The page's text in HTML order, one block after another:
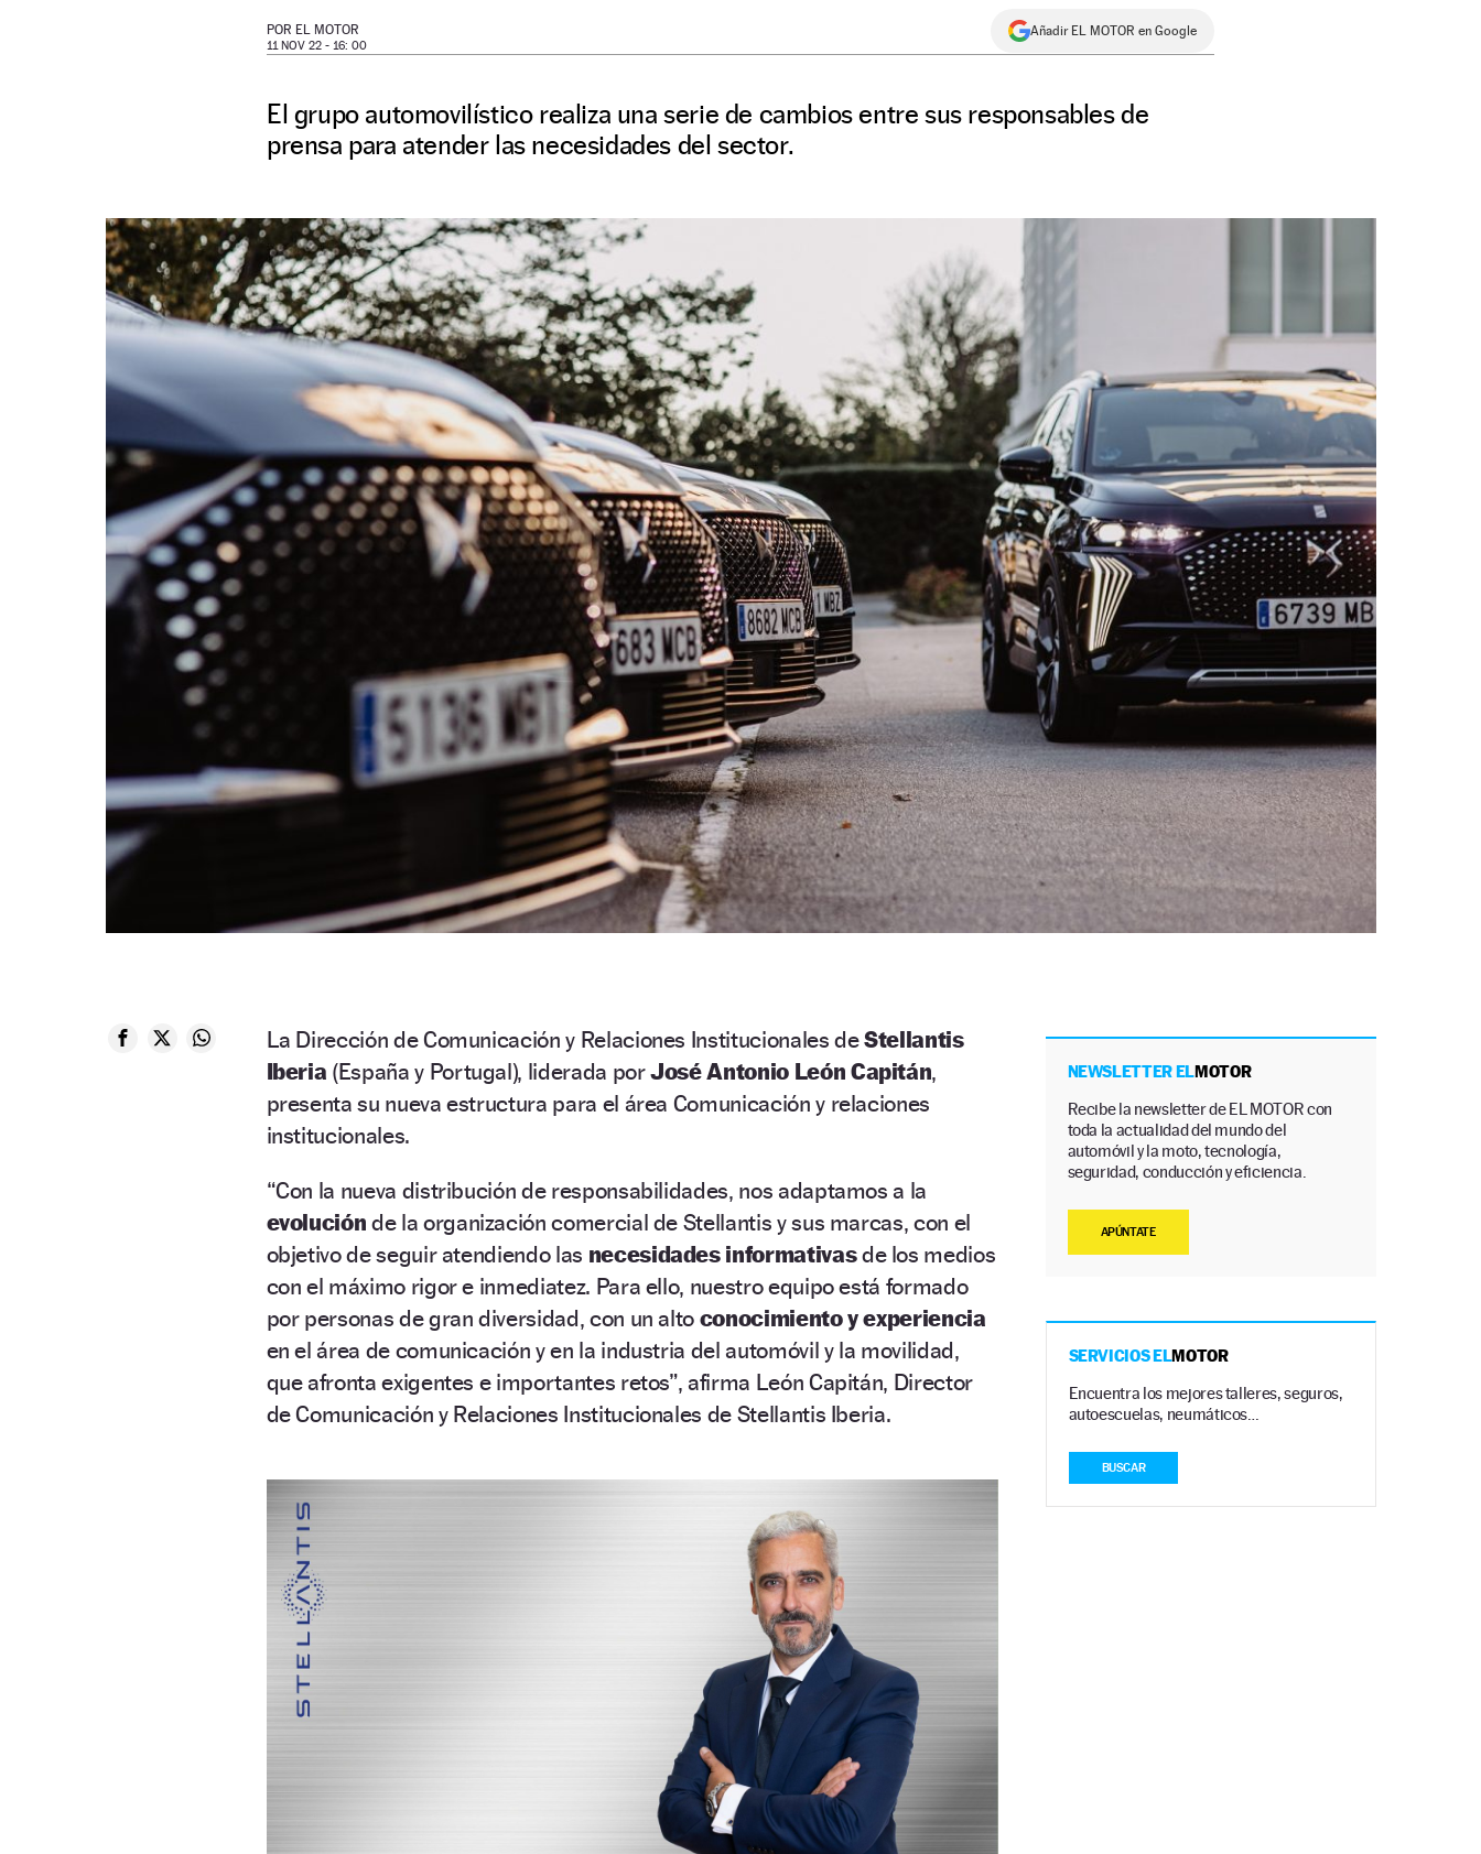
POR EL MOTOR
11 NOV 22 - 16: 00
Añadir EL MOTOR en Google
El grupo automovilístico realiza una serie de cambios entre sus responsables de
prensa para atender las necesidades del sector.
La Dirección de Comunicación y Relaciones Institucionales deStellantis
Iberia (España y Portugal), liderada porJosé Antonio León Capitán,
presenta su nueva estructura para el área Comunicación y relaciones
institucionales.
“Con la nueva distribución de responsabilidades, nos adaptamos a la
evolución de la organización comercial de Stellantis y sus marcas, con el
objetivo de seguir atendiendo las necesidades informativasde los medios
con el máximo rigor e inmediatez. Para ello, nuestro equipo está formado
por personas de gran diversidad, con un alto conocimiento y experiencia
en el área de comunicación y en la industria del automóvil y la movilidad,
que afronta exigentes e importantes retos”, afirma León Capitán, Director
de Comunicación y Relaciones Institucionales de Stellantis Iberia.
NEWSLETTER ELMOTOR
Recibe la newsletter de EL MOTOR con
toda la actualidad del mundo del
automóvil y la moto, tecnología,
seguridad, conducción y eficiencia.
APÚNTATE
SERVICIOS ELMOTOR
Encuentra los mejores talleres, seguros,
autoescuelas, neumáticos…
BUSCAR